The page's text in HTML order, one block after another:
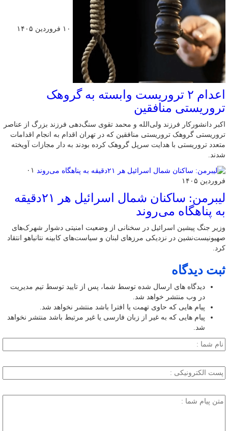
۱۰ فروردین ۱۴۰۵
اعدام ۲ تروریست وابسته به گروهک
تروریستی منافقین
اکبر دانشورکار فرزند ولی‌الله و محمد تقوی سنگ‌دهی فرزند بزرگ از عناصر
تروریستی گروهک تروریستی منافقین که در تهران اقدام به انجام اقدامات
متعدد تروریستی با هدایت سرپل گروهک کرده بودند به دار مجازات آویخته
شدند.
۰۱
فروردین ۱۴۰۵
لیبرمن: ساکنان شمال اسرائیل هر ۲۱دقیقه
به پناهگاه می‌روند
وزیر جنگ پیشین اسرائیل در سخنانی از وضعیت امنیتی دشوار شهرک‌های
صهیونیست‌نشین در نزدیکی مرزهای لبنان و سیاست‌های کابینه نتانیاهو انتقاد
کرد.
ثبت دیدگاه
دیدگاه های ارسال شده توسط شما، پس از تایید توسط تیم مدیریت
در وب منتشر خواهد شد.
پیام هایی که حاوی تهمت یا افترا باشد منتشر نخواهد شد.
پیام هایی که به غیر از زبان فارسی یا غیر مرتبط باشد منتشر نخواهد
شد.